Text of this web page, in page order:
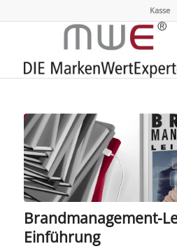
Kasse
Brandmanagement-
Einführung